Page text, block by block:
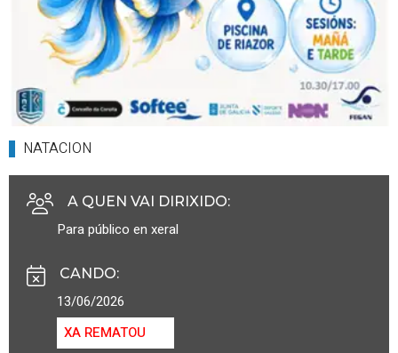
NATACION
A QUEN VAI DIRIXIDO:
Para público en xeral
CANDO:
13/06/2026
XA REMATOU